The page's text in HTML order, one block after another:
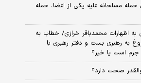
مسلحانه علیه یکی از اعضا، حمله
به اظهارات محمدباقر خرازی/ خطاب به
به رهبری بست و دفتر رهبری با
جرم است یا خیر؟
صحت دارد؟